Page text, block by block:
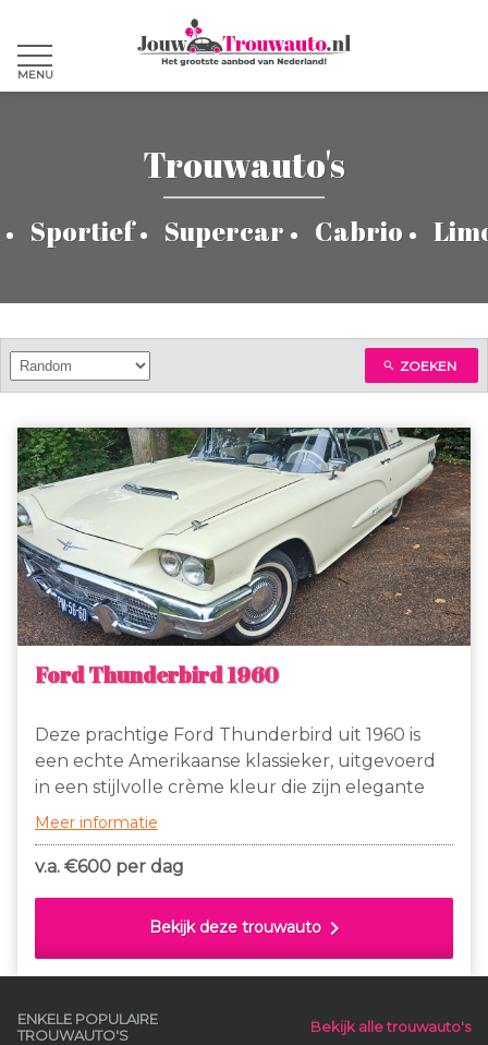
MENU
Trouwauto's
Sportief Supercar Cabrio
search ZOEKEN
Ford Thunderbird 1960
Deze prachtige Ford Thunderbird uit 1960 is
een echte Amerikaanse klassieker, uitgevoerd
in een stijlvolle crème kleur die zijn elegante
lijnen perfect benadrukt. Het iconische design
combineert luxe en sportiviteit, met zijn
vleugels achter en chroomdetails.
Meer informatie
v.a. €600 per dag
Bekijk deze trouwauto chevron_right
ENKELE POPULAIRE
TROUWAUTO'S
Bekijk alle trouwauto's